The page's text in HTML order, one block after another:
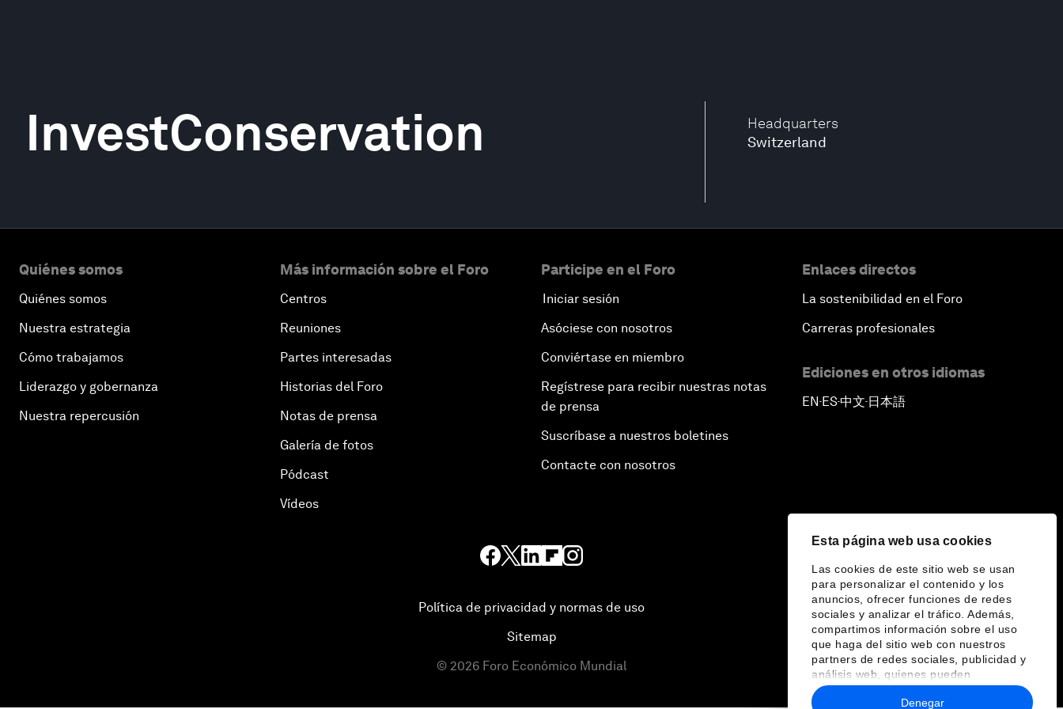
Esta página web usa cookies
Las cookies de este sitio web se usan
para personalizar el contenido y los
anuncios, ofrecer funciones de redes
sociales y analizar el tráfico. Además,
compartimos información sobre el uso
que haga del sitio web con nuestros
partners de redes sociales, publicidad y
análisis web, quienes pueden
combinarla con otra información que les
haya proporcionado o que hayan
Denegar
Headquarters
Switzerland
InvestConservation
Quiénes somos
Quiénes somos
Nuestra estrategia
Cómo trabajamos
Liderazgo y gobernanza
Nuestra repercusión
Más información sobre el Foro
Centros
Reuniones
Partes interesadas
Historias del Foro
Notas de prensa
Galería de fotos
Pódcast
Vídeos
Participe en el Foro
Iniciar sesión
Asóciese con nosotros
Conviértase en miembro
Regístrese para recibir nuestras notas
de prensa
Suscríbase a nuestros boletines
Contacte con nosotros
Enlaces directos
La sostenibilidad en el Foro
Carreras profesionales
Ediciones en otros idiomas
EN▪ES▪中文▪ 日本語
Política de privacidad y normas de uso
Sitemap
© 2026 Foro Económico Mundial